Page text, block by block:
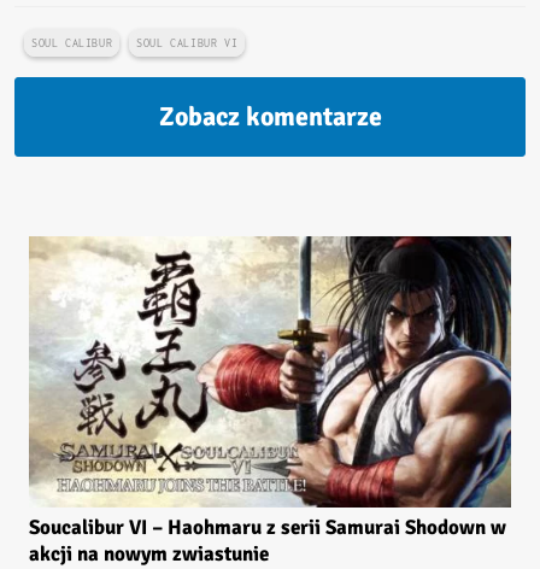
SOUL CALIBUR SOUL CALIBUR VI
Zobacz komentarze
Soucalibur VI – Haohmaru z serii Samurai Shodown w
akcji na nowym zwiastunie